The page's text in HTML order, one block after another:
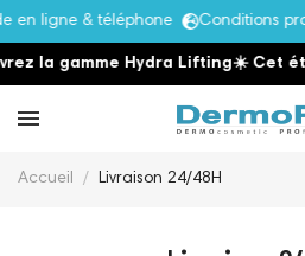
en ligne & téléphone Conditions
la gamme Hydra Lifting☀️ Cet
Accueil Livraison 24/48H